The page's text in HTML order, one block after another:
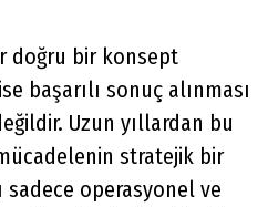
doğru bir konsept
başarılı sonuç alınması
Uzun yıllardan bu
stratejik bir
sadece operasyonel ve